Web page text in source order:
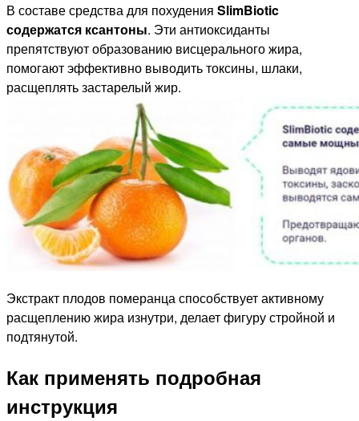
В составе средства для похудения SlimBiotic
содержатся ксантоны. Эти антиоксиданты
препятствуют образованию висцерального жира,
помогают эффективно выводить токсины, шлаки,
расщеплять застарелый жир.
Экстракт плодов померанца способствует активному
расщеплению жира изнутри, делает фигуру стройной и
подтянутой.
Как применять подробная
инструкция